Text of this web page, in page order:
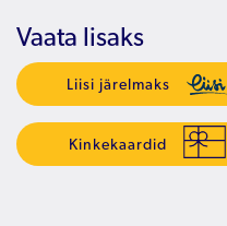
Vaata lisaks
Liisi järelmaks
Kinkekaardid